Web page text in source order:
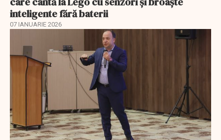
inteligente fără baterii
07 IANUARIE 2026